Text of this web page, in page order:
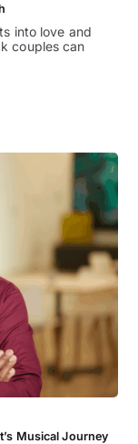
into love and
couples can
Musical Journey